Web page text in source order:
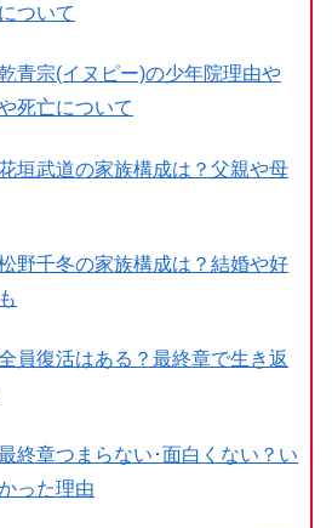
ついて
青宗(イヌピー)の少年院理由や
死亡について
垣武道の家族構成は？父親や母
野千冬の家族構成は？結婚や好
員復活はある？最終章で生き返
終章つまらない･面白くない？い
った理由